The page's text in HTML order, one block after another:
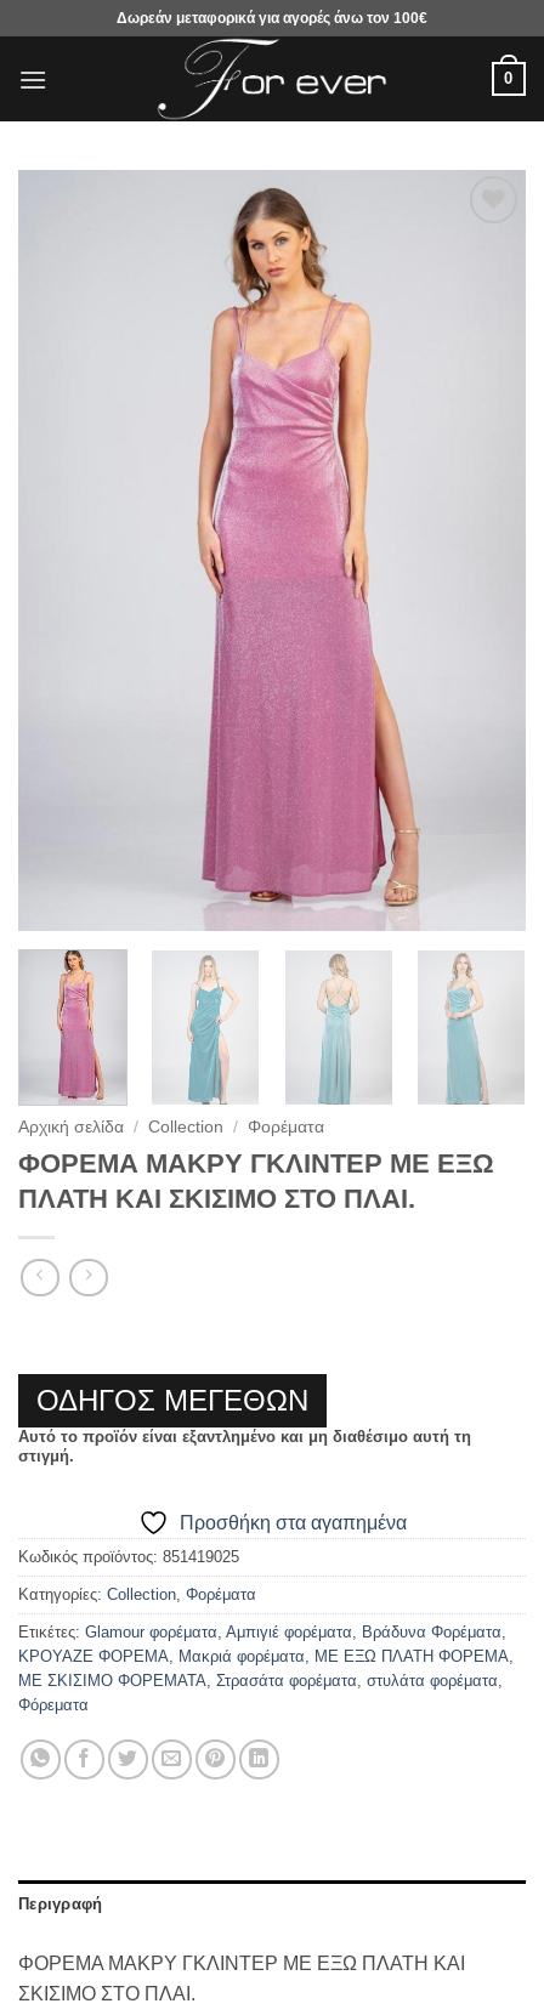
περιεχόμενο
Δωρεάν μεταφορικά για αγορές άνω τον 100€
0
Αρχική σελίδα / Collection / Φορέματα
ΦΟΡΕΜΑ ΜΑΚΡΥ ΓΚΛΙΝΤΕΡ ΜΕ ΕΞΩ
ΠΛΑΤΗ ΚΑΙ ΣΚΙΣΙΜΟ ΣΤΟ ΠΛΑΙ.
ΟΔΗΓΟΣ ΜΕΓΕΘΩΝ
Αυτό το προϊόν είναι εξαντλημένο και μη διαθέσιμο αυτή τη
στιγμή.
Προσθήκη στα αγαπημένα
Κωδικός προϊόντος: 851419025
Κατηγορίες: Collection Φορέματα
Ετικέτες: Glamour φορέματα Αμπιγιέ φορέματα Βράδυνα Φορέματα
ΚΡΟΥΑΖΕ ΦΟΡΕΜΑ
Μακριά φορέματα ΜΕ ΕΞΩ ΠΛΑΤΗ ΦΟΡΕΜΑ
ΜΕ ΣΚΙΣΙΜΟ ΦΟΡΕΜΑΤΑ Στρασάτα φορέματα στυλάτα φορέματα
Φόρεματα
Περιγραφή
ΦΟΡΕΜΑ ΜΑΚΡΥ ΓΚΛΙΝΤΕΡ ΜΕ ΕΞΩ ΠΛΑΤΗ ΚΑΙ
ΣΚΙΣΙΜΟ ΣΤΟ ΠΛΑΙ.